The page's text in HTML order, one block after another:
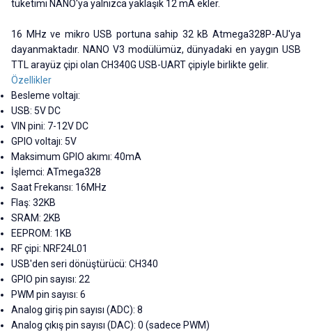
tüketimi NANO'ya yalnızca yaklaşık 12 mA ekler.
16 MHz ve mikro USB portuna sahip 32 kB Atmega328P-AU'ya
dayanmaktadır. NANO V3 modülümüz, dünyadaki en yaygın USB
TTL arayüz çipi olan CH340G USB-UART çipiyle birlikte gelir.
Özellikler
Besleme voltajı:
USB: 5V DC
VIN pini: 7-12V DC
GPIO voltajı: 5V
Maksimum GPIO akımı: 40mA
İşlemci: ATmega328
Saat Frekansı: 16MHz
Flaş: 32KB
SRAM: 2KB
EEPROM: 1KB
RF çipi: NRF24L01
USB'den seri dönüştürücü: CH340
GPIO pin sayısı: 22
PWM pin sayısı: 6
Analog giriş pin sayısı (ADC): 8
Analog çıkış pin sayısı (DAC): 0 (sadece PWM)